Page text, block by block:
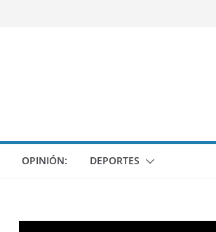
OPINIÓN: DEPORTES